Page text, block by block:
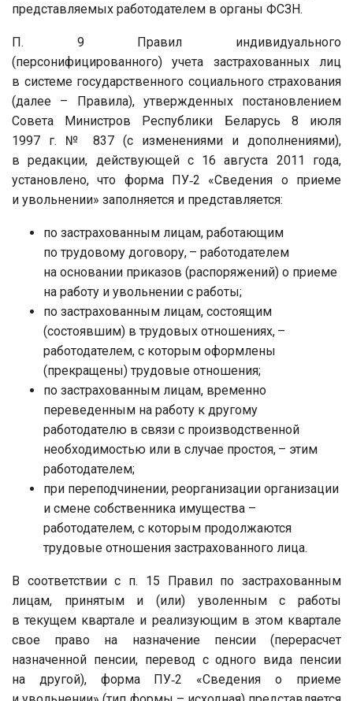
представляемых работодателем в органы ФСЗН.
П. 9 Правил индивидуального
(персонифицированного) учета застрахованных лиц
в системе государственного социального страхования
(далее – Правила), утвержденных постановлением
Совета Министров Республики Беларусь 8 июля
1997 г. № 837 (с изменениями и дополнениями),
в редакции, действующей с 16 августа 2011 года,
установлено, что форма ПУ‑2 «Сведения о приеме
и увольнении» заполняется и представляется:
по застрахованным лицам, работающим
по трудовому договору, – работодателем
на основании приказов (распоряжений) о приеме
на работу и увольнении с работы;
по застрахованным лицам, состоящим
(состоявшим) в трудовых отношениях, –
работодателем, с которым оформлены
(прекращены) трудовые отношения;
по застрахованным лицам, временно
переведенным на работу к другому
работодателю в связи с производственной
необходимостью или в случае простоя, – этим
работодателем;
при переподчинении, реорганизации организации
и смене собственника имущества –
работодателем, с которым продолжаются
трудовые отношения застрахованного лица.
В соответствии с п. 15 Правил по застрахованным
лицам, принятым и (или) уволенным с работы
в текущем квартале и реализующим в этом квартале
свое право на назначение пенсии (перерасчет
назначенной пенсии, перевод с одного вида пенсии
на другой), форма ПУ‑2 «Сведения о приеме